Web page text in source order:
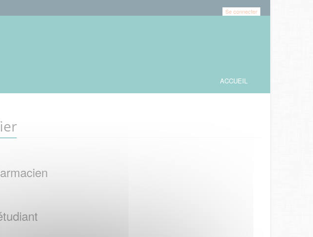
Se connecter
ACCUEIL